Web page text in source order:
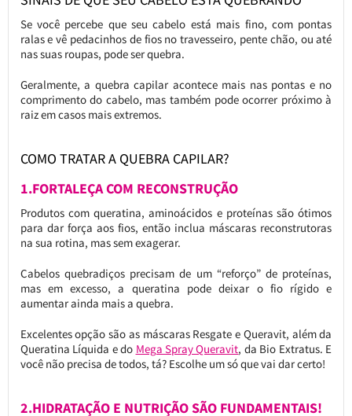
Se você percebe que seu cabelo está mais fino, com pontas
ralas e vê pedacinhos de fios no travesseiro, pente chão, ou até
nas suas roupas, pode ser quebra.
Geralmente, a quebra capilar acontece mais nas pontas e no
comprimento do cabelo, mas também pode ocorrer próximo à
raiz em casos mais extremos.
COMO TRATAR A QUEBRA CAPILAR?
1.FORTALEÇA COM RECONSTRUÇÃO
Produtos com queratina, aminoácidos e proteínas são ótimos
para dar força aos fios, então inclua máscaras reconstrutoras
na sua rotina, mas sem exagerar.
Cabelos quebradiços precisam de um “reforço” de proteínas,
mas em excesso, a queratina pode deixar o fio rígido e
aumentar ainda mais a quebra.
Excelentes opção são as máscaras Resgate e Queravit, além da
Queratina Líquida e do Mega Spray Queravit, da Bio Extratus. E
você não precisa de todos, tá? Escolhe um só que vai dar certo!
2.HIDRATAÇÃO E NUTRIÇÃO SÃO FUNDAMENTAIS!